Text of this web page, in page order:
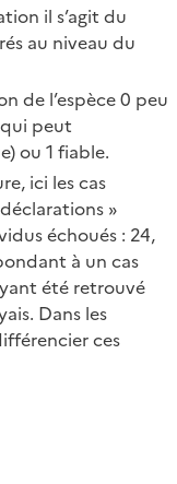
il s’agit du
au niveau du
de l’espèce 0 peu
peut
ou 1 fiable.
ici les cas
»
échoués : 24,
à un cas
été retrouvé
Dans les
ces